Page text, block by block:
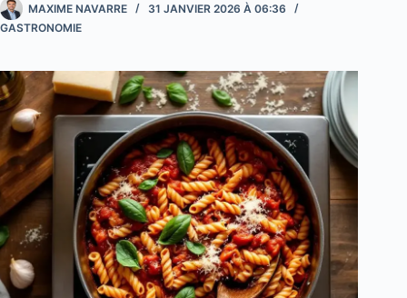
MAXIME NAVARRE
31 JANVIER 2026 À 06:36
GASTRONOMIE